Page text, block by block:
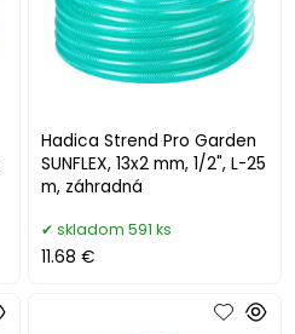
Hadica Strend Pro Garden
SUNFLEX, 13x2 mm, 1/2", L-25
m, záhradná
skladom 591 ks
11.68 €